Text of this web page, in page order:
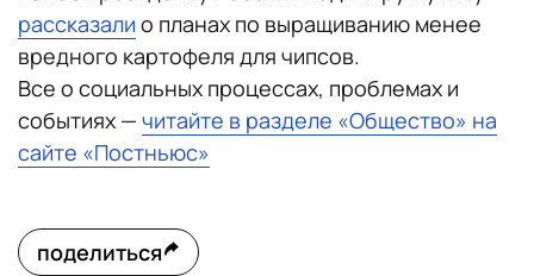
рассказали о планах по выращиванию менее
вредного картофеля для чипсов.
Все о социальных процессах, проблемах и
событиях — читайте в разделе «Общество» на
сайте «Постньюс»
поделиться